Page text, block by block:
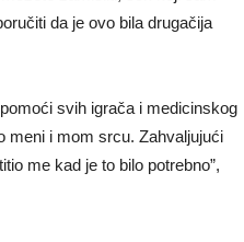
da je ovo bila drugačija
svih igrača i medicinskog
meni i mom srcu. Zahvaljujući
me kad je to bilo potrebno”,